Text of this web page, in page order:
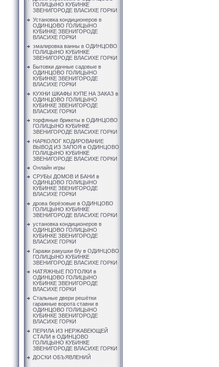
ГОЛИЦЫНО КУБИНКЕ
ЗВЕНИГОРОДЕ ВЛАСИХЕ ГОРКИ
Установка кондиционеров в
ОДИНЦОВО ГОЛИЦЫНО
КУБИНКЕ ЗВЕНИГОРОДЕ
ВЛАСИХЕ ГОРКИ
эмалировка ванны в ОДИНЦОВО
ГОЛИЦЫНО КУБИНКЕ
ЗВЕНИГОРОДЕ ВЛАСИХЕ ГОРКИ
Бытовки дачные садовые в
ОДИНЦОВО ГОЛИЦЫНО
КУБИНКЕ ЗВЕНИГОРОДЕ
ВЛАСИХЕ ГОРКИ
КУХНИ ШКАФЫ КУПЕ НА ЗАКАЗ в
ОДИНЦОВО ГОЛИЦЫНО
КУБИНКЕ ЗВЕНИГОРОДЕ
ВЛАСИХЕ ГОРКИ
торфяные брикеты в ОДИНЦОВО
ГОЛИЦЫНО КУБИНКЕ
ЗВЕНИГОРОДЕ ВЛАСИХЕ ГОРКИ
НАРКОЛОГ КОДИРОВАНИЕ
ВЫВОД ИЗ ЗАПОЯ в ОДИНЦОВО
ГОЛИЦЫНО КУБИНКЕ
ЗВЕНИГОРОДЕ ВЛАСИХЕ ГОРКИ
Онлайн игры
СРУБЫ ДОМОВ И БАНИ в
ОДИНЦОВО ГОЛИЦЫНО
КУБИНКЕ ЗВЕНИГОРОДЕ
ВЛАСИХЕ ГОРКИ
дрова берёзовые в ОДИНЦОВО
ГОЛИЦЫНО КУБИНКЕ
ЗВЕНИГОРОДЕ ВЛАСИХЕ ГОРКИ
установка кондиционеров в
ОДИНЦОВО ГОЛИЦЫНО
КУБИНКЕ ЗВЕНИГОРОДЕ
ВЛАСИХЕ ГОРКИ
Гаражи ракушки б/у в ОДИНЦОВО
ГОЛИЦЫНО КУБИНКЕ
ЗВЕНИГОРОДЕ ВЛАСИХЕ ГОРКИ
НАТЯЖНЫЕ ПОТОЛКИ в
ОДИНЦОВО ГОЛИЦЫНО
КУБИНКЕ ЗВЕНИГОРОДЕ
ВЛАСИХЕ ГОРКИ
Стальные двери решётки
гаражные ворота ставни в
ОДИНЦОВО ГОЛИЦЫНО
КУБИНКЕ ЗВЕНИГОРОДЕ
ВЛАСИХЕ ГОРКИ
ПЕРИЛА ИЗ НЕРЖАВЕЮЩЕЙ
СТАЛИ в ОДИНЦОВО
ГОЛИЦЫНО КУБИНКЕ
ЗВЕНИГОРОДЕ ВЛАСИХЕ ГОРКИ
ДОСКИ ОБЪЯВЛЕНИЙ